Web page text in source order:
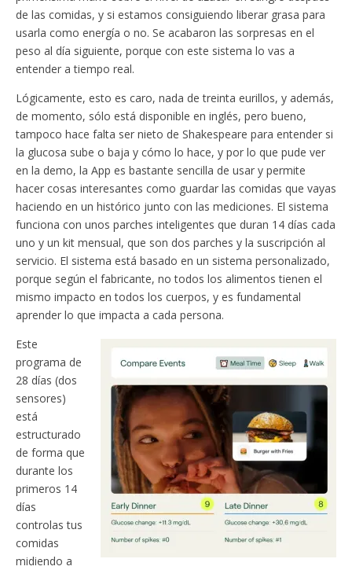
de las comidas, y si estamos consiguiendo liberar grasa para
usarla como energía o no. Se acabaron las sorpresas en el
peso al día siguiente, porque con este sistema lo vas a
entender a tiempo real.
Lógicamente, esto es caro, nada de treinta eurillos, y además,
de momento, sólo está disponible en inglés, pero bueno,
tampoco hace falta ser nieto de Shakespeare para entender si
la glucosa sube o baja y cómo lo hace, y por lo que pude ver
en la demo, la App es bastante sencilla de usar y permite
hacer cosas interesantes como guardar las comidas que vayas
haciendo en un histórico junto con las mediciones. El sistema
funciona con unos parches inteligentes que duran 14 días cada
uno y un kit mensual, que son dos parches y la suscripción al
servicio. El sistema está basado en un sistema personalizado,
porque según el fabricante, no todos los alimentos tienen el
mismo impacto en todos los cuerpos, y es fundamental
aprender lo que impacta a cada persona.
Este
programa de
28 días (dos
sensores)
está
estructurado
de forma que
durante los
primeros 14
días
controlas tus
comidas
midiendo a